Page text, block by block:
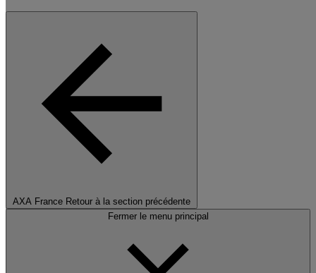
AXA France Retour à la section précédente
Fermer le menu principal